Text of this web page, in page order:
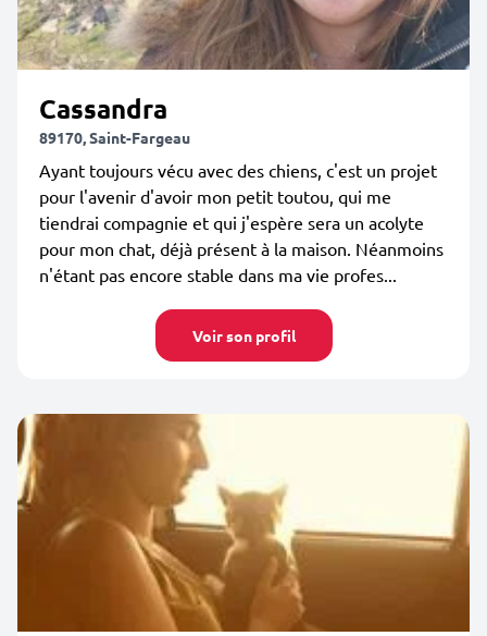
Cassandra
89170, Saint-Fargeau
Ayant toujours vécu avec des chiens, c'est un projet
pour l'avenir d'avoir mon petit toutou, qui me
tiendrai compagnie et qui j'espère sera un acolyte
pour mon chat, déjà présent à la maison. Néanmoins
n'étant pas encore stable dans ma vie profes...
Voir son profil